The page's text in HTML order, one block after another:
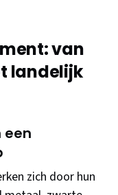
van
landelijk
een
zich door hun